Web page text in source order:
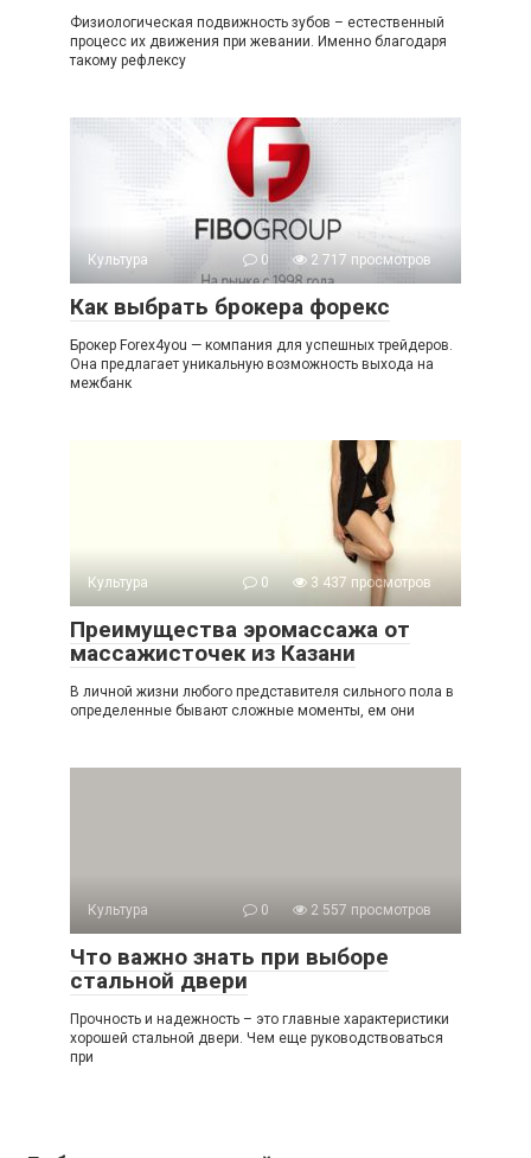
Физиологическая подвижность зубов – естественный
процесс их движения при жевании. Именно благодаря
такому рефлексу
Культура 0 2 717 просмотров
Как выбрать брокера форекс
Брокер Forex4you — компания для успешных трейдеров.
Она предлагает уникальную возможность выхода на
межбанк
Культура 0 3 437 просмотров
Преимущества эромассажа от
массажисточек из Казани
В личной жизни любого представителя сильного пола в
определенные бывают сложные моменты, ем они
Культура 0 2 557 просмотров
Что важно знать при выборе
стальной двери
Прочность и надежность – это главные характеристики
хорошей стальной двери. Чем еще руководствоваться
при